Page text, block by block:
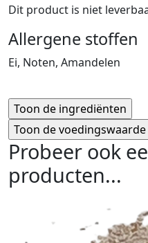
Dit product is niet
Allergene stoffen
Ei, Noten, Amandelen
Probeer ook
producten...